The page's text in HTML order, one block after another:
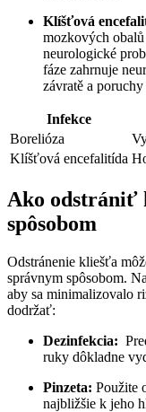
Klíšťová
⁤mozkových​ obalů
⁢neurologické
fáze ⁣zahrnuje
závratě‌ a‌
Infekce
Borelióza
Klíšťová​ encefalitída
Ako odstrániť⁣
spôsobom
Odstránenie ​kliešťa
správnym ​spôsobom.
⁢aby‌ sa minimalizovalo
⁤dodržať:
Dezinfekcia:
ruky dôkladne
Pinzeta: Použite
najbližšie k jeho